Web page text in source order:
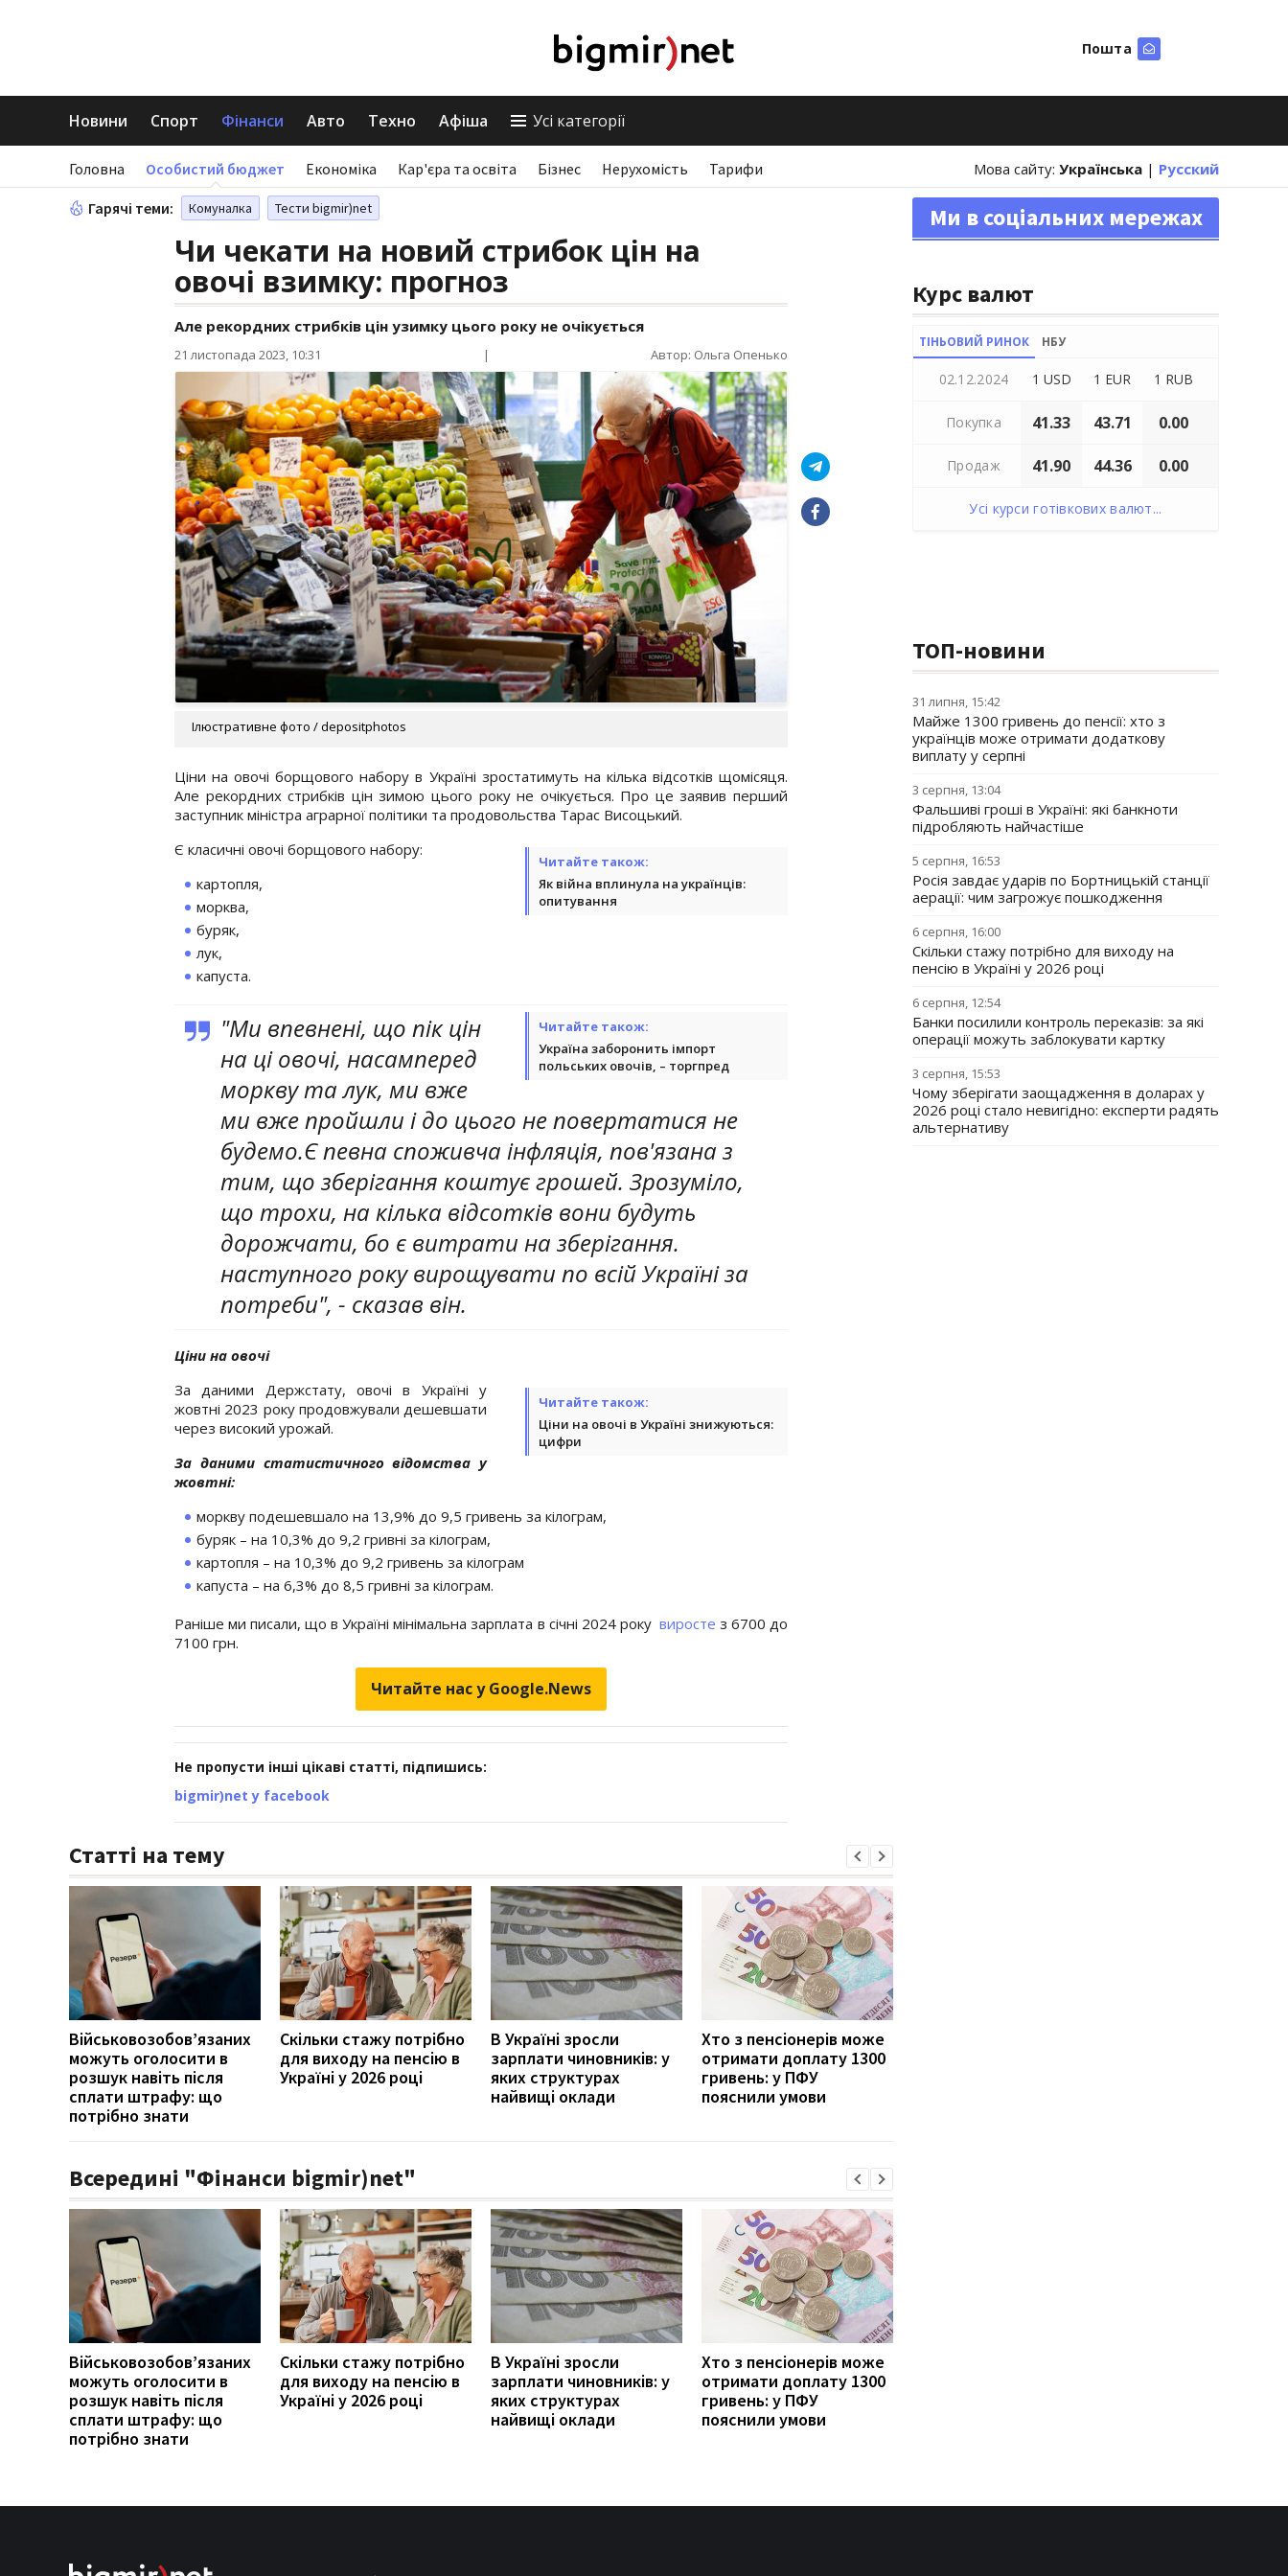
Пошта
Новини Спорт Фінанси Авто Техно Афіша Усі категорії
Головна Особистий бюджет Економіка Кар'єра та освіта Бізнес Нерухомість Тарифи Мова сайту: Українська | Русский
Гарячі теми: Комуналка Тести bigmir)net
Чи чекати на новий стрибок цін на
овочі взимку: прогноз
Але рекордних стрибків цін узимку цього року не очікується
21 листопада 2023, 10:31 | Автор: Ольга Опенько
Ілюстративне фото / depositphotos
Ціни на овочі борщового набору в Україні зростатимуть на кілька відсотків щомісяця.
Але рекордних стрибків цін зимою цього року не очікується. Про це заявив перший
заступник міністра аграрної політики та продовольства Тарас Висоцький.
Читайте також:
Як війна вплинула на українців:
опитування
Є класичні овочі борщового набору:
картопля,
морква,
буряк,
лук,
капуста.
Читайте також:
Україна заборонить імпорт
польських овочів, – торгпред
"Ми впевнені, що пік цін
на ці овочі, насамперед
моркву та лук, ми вже
ми вже пройшли і до цього не повертатися не
будемо.Є певна споживча інфляція, пов'язана з
тим, що зберігання коштує грошей. Зрозуміло,
що трохи, на кілька відсотків вони будуть
дорожчати, бо є витрати на зберігання.
наступного року вирощувати по всій Україні за
потреби", - сказав він.
Ціни на овочі
Читайте також:
Ціни на овочі в Україні знижуються:
цифри
За даними Держстату, овочі в Україні у
жовтні 2023 року продовжували дешевшати
через високий урожай.
За даними статистичного відомства у
жовтні:
моркву подешевшало на 13,9% до 9,5 гривень за кілограм,
буряк – на 10,3% до 9,2 гривні за кілограм,
картопля – на 10,3% до 9,2 гривень за кілограм
капуста – на 6,3% до 8,5 гривні за кілограм.
Раніше ми писали, що в Україні мінімальна зарплата в січні 2024 року виросте з 6700 до
7100 грн.
Читайте нас у Google.News
Не пропусти інші цікаві статті, підпишись:
bigmir)net у facebook
Статті на тему
Військовозобов’язаних
можуть оголосити в
розшук навіть після
сплати штрафу: що
потрібно знати
Скільки стажу потрібно
для виходу на пенсію в
Україні у 2026 році
В Україні зросли
зарплати чиновників: у
яких структурах
найвищі оклади
Хто з пенсіонерів може
отримати доплату 1300
гривень: у ПФУ
пояснили умови
Всередині "Фінанси bigmir)net"
Військовозобов’язаних
можуть оголосити в
розшук навіть після
сплати штрафу: що
потрібно знати
Скільки стажу потрібно
для виходу на пенсію в
Україні у 2026 році
В Україні зросли
зарплати чиновників: у
яких структурах
найвищі оклади
Хто з пенсіонерів може
отримати доплату 1300
гривень: у ПФУ
пояснили умови
Ми в соціальних мережах
Курс валют
ТІНЬОВИЙ РИНОК НБУ
02.12.2024 1 USD 1 EUR 1 RUB
Покупка 41.33 43.71 0.00
Продаж 41.90 44.36 0.00
Усі курси готівкових валют...
ТОП-новини
31 липня, 15:42
Майже 1300 гривень до пенсії: хто з
українців може отримати додаткову
виплату у серпні
3 серпня, 13:04
Фальшиві гроші в Україні: які банкноти
підробляють найчастіше
5 серпня, 16:53
Росія завдає ударів по Бортницькій станції
аерації: чим загрожує пошкодження
6 серпня, 16:00
Скільки стажу потрібно для виходу на
пенсію в Україні у 2026 році
6 серпня, 12:54
Банки посилили контроль переказів: за які
операції можуть заблокувати картку
3 серпня, 15:53
Чому зберігати заощадження в доларах у
2026 році стало невигідно: експерти радять
альтернативу